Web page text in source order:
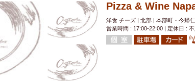
Pizza & Wine
洋食 チーズ | 北部 | 本部町・今帰
営業時間 : 17:00-22:00 | 定休日 :